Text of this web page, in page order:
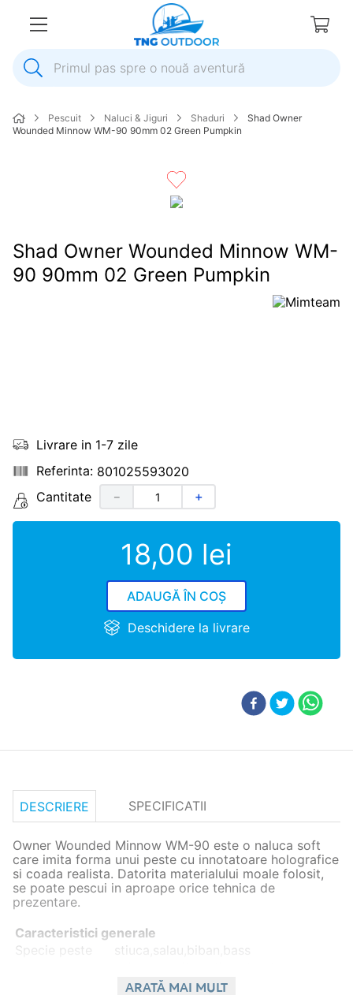
Primul pas spre o nouă aventură
2.
elice
7.
pompa apa
Pescuit Naluci & Jiguri Shaduri
Shad Owner
Wounded Minnow WM-90 90mm 02 Green Pumpkin
Shad Owner Wounded Minnow WM-
90 90mm 02 Green Pumpkin
Livrare in 1-7 zile
801025593020
Cantitate
＋
－
18,00 lei
ADAUGĂ ÎN COȘ
Deschidere la livrare
DESCRIERE SPECIFICATII
Owner Wounded Minnow WM-90 este o naluca soft
care imita forma unui peste cu innotatoare holografice
si coada realista. Datorita materialului moale folosit,
se poate pescui in aproape orice tehnica de
prezentare.
Caracteristici generale
Specie peste
stiuca,salau,biban,bass
fishing,barca,dunare
ARATĂ MAI MULT